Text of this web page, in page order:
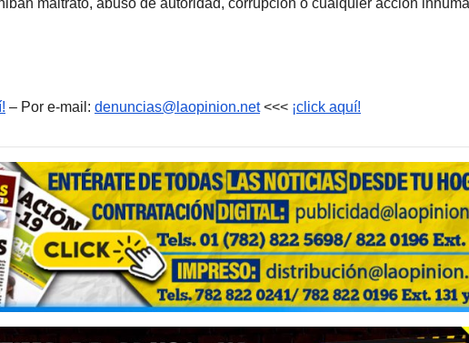
maltrato, abuso de autoridad, corrupción o cualquier acción
– Por e-mail: denuncias@laopinion.net<<< ¡click aquí!